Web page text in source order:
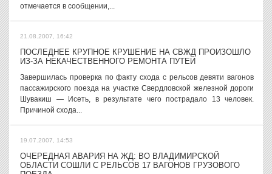
отмечается в сообщении,...
21.08.2007, 16:42
ПОСЛЕДНЕЕ КРУПНОЕ КРУШЕНИЕ НА СВЖД ПРОИЗОШЛО
ИЗ-ЗА НЕКАЧЕСТВЕННОГО РЕМОНТА ПУТЕЙ
Завершилась проверка по факту схода с рельсов девяти вагонов
пассажирского поезда на участке Свердловской железной дороги
Шувакиш — Исеть, в результате чего пострадало 13 человек.
Причиной схода...
19.07.2007, 14:53
ОЧЕРЕДНАЯ АВАРИЯ НА ЖД: ВО ВЛАДИМИРСКОЙ
ОБЛАСТИ СОШЛИ С РЕЛЬСОВ 17 ВАГОНОВ ГРУЗОВОГО